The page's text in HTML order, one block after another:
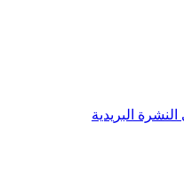
البريدية